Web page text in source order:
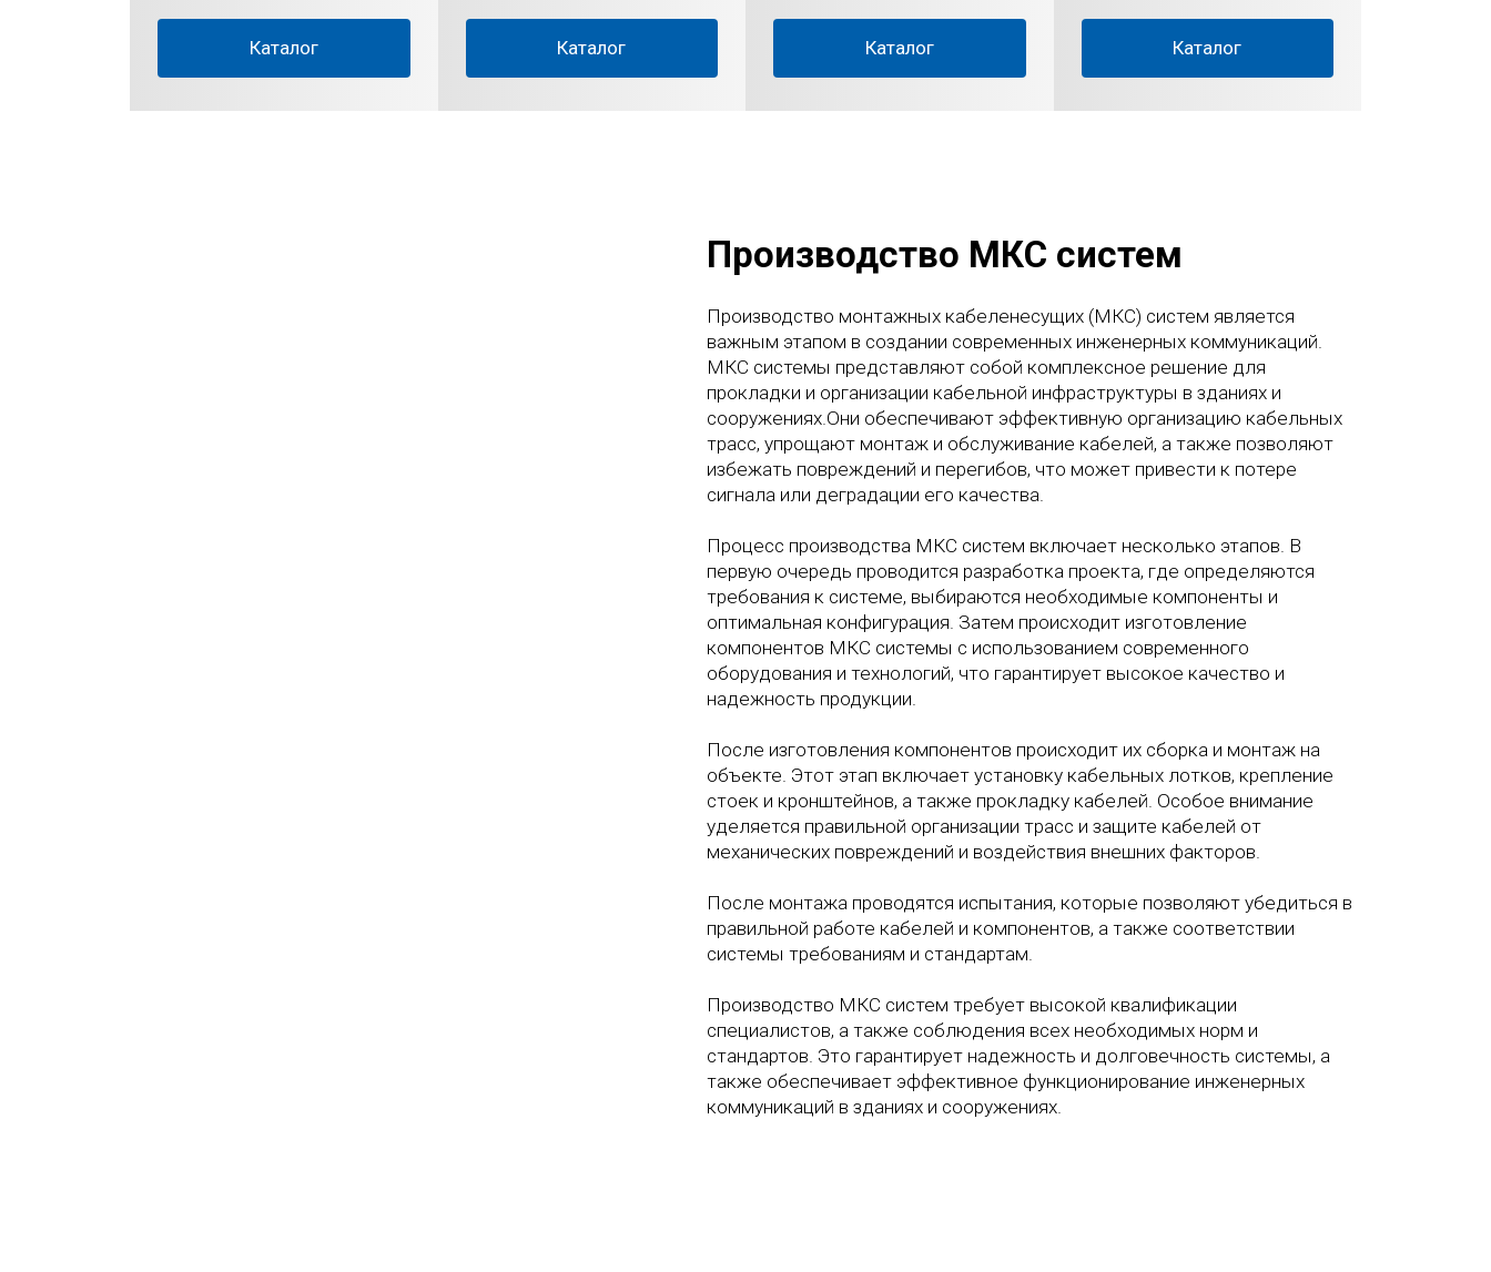
Каталог Каталог Каталог Каталог
Производство МКС систем
Производство монтажных кабеленесущих (МКС) систем является
важным этапом в создании современных инженерных коммуникаций.
МКС системы представляют собой комплексное решение для
прокладки и организации кабельной инфраструктуры в зданиях и
сооружениях.Они обеспечивают эффективную организацию кабельных
трасс, упрощают монтаж и обслуживание кабелей, а также позволяют
избежать повреждений и перегибов, что может привести к потере
сигнала или деградации его качества.
Процесс производства МКС систем включает несколько этапов. В
первую очередь проводится разработка проекта, где определяются
требования к системе, выбираются необходимые компоненты и
оптимальная конфигурация. Затем происходит изготовление
компонентов МКС системы с использованием современного
оборудования и технологий, что гарантирует высокое качество и
надежность продукции.
После изготовления компонентов происходит их сборка и монтаж на
объекте. Этот этап включает установку кабельных лотков, крепление
стоек и кронштейнов, а также прокладку кабелей. Особое внимание
уделяется правильной организации трасс и защите кабелей от
механических повреждений и воздействия внешних факторов.
После монтажа проводятся испытания, которые позволяют убедиться в
правильной работе кабелей и компонентов, а также соответствии
системы требованиям и стандартам.
Производство МКС систем требует высокой квалификации
специалистов, а также соблюдения всех необходимых норм и
стандартов. Это гарантирует надежность и долговечность системы, а
также обеспечивает эффективное функционирование инженерных
коммуникаций в зданиях и сооружениях.